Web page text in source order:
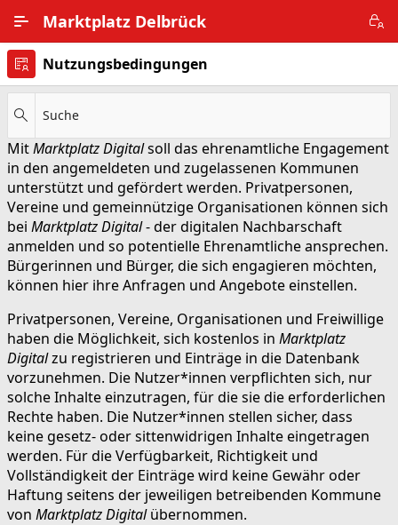
Marktplatz Delbrück
Alle Ortsteile
Impressum
Nutzungsbedingungen
Datenschutz
Nutzungsbedingungen
Suche
MitMarktplatz Digitalsoll das ehrenamtliche Engagement
in den angemeldeten und zugelassenen Kommunen
unterstützt und gefördert werden. Privatpersonen,
Vereine und gemeinnützige Organisationen können sich
bei Marktplatz Digital- der digitalen Nachbarschaft
anmelden und so potentielle Ehrenamtliche ansprechen.
Bürgerinnen und Bürger, die sich engagieren möchten,
können hier ihre Anfragen und Angebote einstellen.
Privatpersonen, Vereine, Organisationen und Freiwillige
haben die Möglichkeit, sich kostenlos in Marktplatz
Digitalzu registrieren und Einträge in die Datenbank
vorzunehmen. Die Nutzer*innen verpflichten sich, nur
solche Inhalte einzutragen, für die sie die erforderlichen
Rechte haben. Die Nutzer*innen stellen sicher, dass
keine gesetz- oder sittenwidrigen Inhalte eingetragen
werden. Für die Verfügbarkeit, Richtigkeit und
Vollständigkeit der Einträge wird keine Gewähr oder
Haftung seitens der jeweiligen betreibenden Kommune
von Marktplatz Digitalübernommen.